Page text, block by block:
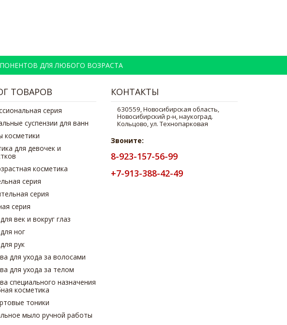
ДЛЯ ЛЮБОГО ВОЗРАСТА
ТОВАРОВ
серия
суспензии для ванн
косметики
для девочек и
косметика
серия
серия
серия
век и вокруг глаз
ног
рук
для ухода за волосами
для ухода за телом
специального назначения
косметика
тоники
мыло ручной работы
КОНТАКТЫ
Звоните:
8-923-157-56-99
+7-913-388-42-49